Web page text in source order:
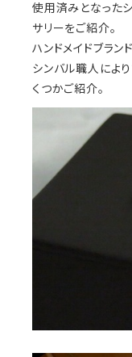
使用済みとなった
サリーをご紹介。
ハンドメイドブランド
シンバル職人によ
くつかご紹介。